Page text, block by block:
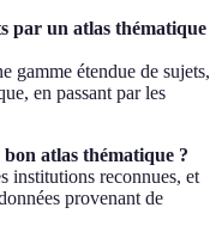
par un atlas thématique
gamme étendue de sujets,
en passant par les
atlas thématique ?
institutions reconnues, et
provenant de